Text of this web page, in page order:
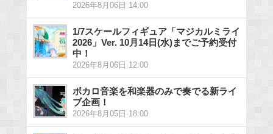
2026年8月06日 14:00
1/7スケールフィギュア「マジカルミライ
2026」Ver. 10月14日(水)までご予約受付
中！
2026年8月06日 12:00
ボカロ音楽を和楽器のみで奏でる新ライ
ブ企画！
2026年8月05日 18:00